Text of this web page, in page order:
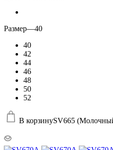
Размер—40
40
42
44
46
48
50
52
В корзинуSV665